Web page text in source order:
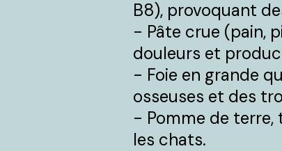
B8), provoquant
- Pâte crue (pain,
douleurs et
- Foie en grande
osseuses et des
- Pomme de terre,
les chats.